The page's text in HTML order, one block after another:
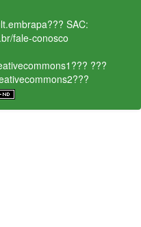
SAC:
fale-conosco
???